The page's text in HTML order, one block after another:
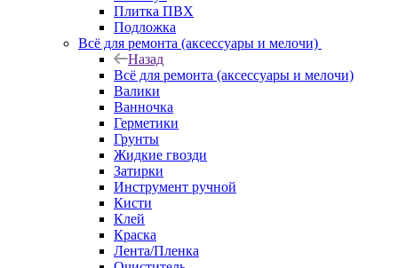
Плитка ПВХ
Подложка
Всё для ремонта (аксессуары и мелочи)
Назад
Всё для ремонта (аксессуары и мелочи)
Валики
Ванночка
Герметики
Грунты
Жидкие гвозди
Затирки
Инструмент ручной
Кисти
Клей
Краска
Лента/Пленка